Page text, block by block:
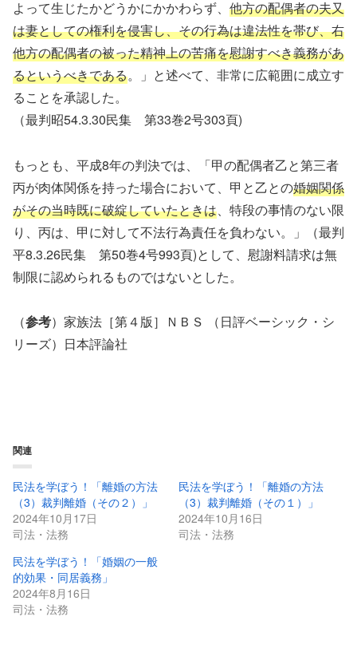
よって生じたかどうかにかかわらず、 他方の配偶者の夫又
は妻としての権利を侵害し、その行為は違法性を帯び、右
他方の配偶者の被った精神上の苦痛を慰謝すべき義務があ
るというべきである。」と述べて、非常に広範囲に成立す
ることを承認した。
（最判昭54.3.30民集 第33巻2号303頁)
もっとも、平成8年の判決では、「甲の配偶者乙と第三者
丙が肉体関係を持った場合において、甲と乙との婚姻関係
がその当時既に破綻していたときは 、特段の事情のない限
り、丙は、甲に対して不法行為責任を負わない。」（最判
平8.3.26民集 第50巻4号993頁)として、慰謝料請求は無
制限に認められるものではないとした。
（参考）家族法［第４版］ＮＢＳ （日評ベーシック・シ
リーズ）日本評論社
関連
民法を学ぼう！「離婚の方法
（3）裁判離婚（その２）」
2024年10月17日
司法・法務
民法を学ぼう！「離婚の方法
（3）裁判離婚（その１）」
2024年10月16日
司法・法務
民法を学ぼう！「婚姻の一般
的効果・同居義務」
2024年8月16日
司法・法務